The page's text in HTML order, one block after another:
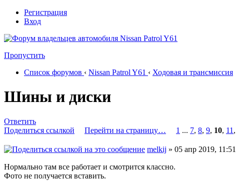
Регистрация
Вход
Пропустить
Список форумов ‹ Nissan Patrol Y61 ‹ Ходовая и трансмиссия
Шины и диски
Ответить
Поделиться ссылкой
Перейти на страницу… 1 ... 7, 8, 9, 10, 11 ,
melkij » 05 апр 2019, 11:51
Нормально там все работает и смотрится классно.
Фото не получается вставить.